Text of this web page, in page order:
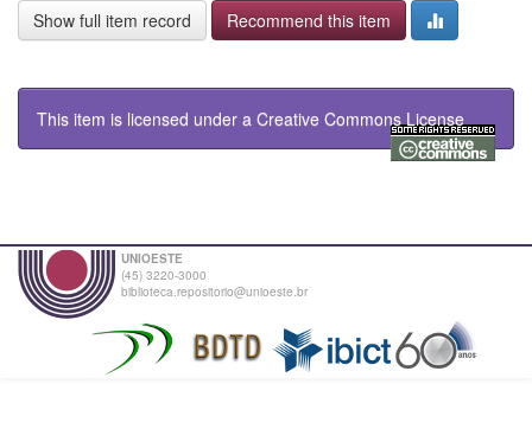
Show full item record Recommend this item
This item is licensed under a Creative Commons License
UNIOESTE
(45) 3220-3000
biblioteca.repositorio@unioeste.br